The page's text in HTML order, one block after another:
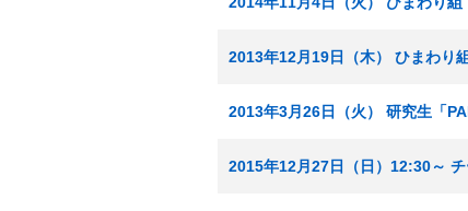
2013年12月19日（木） ひまわり
2013年3月26日（火） 研究生「
2015年12月27日（日）12:30～